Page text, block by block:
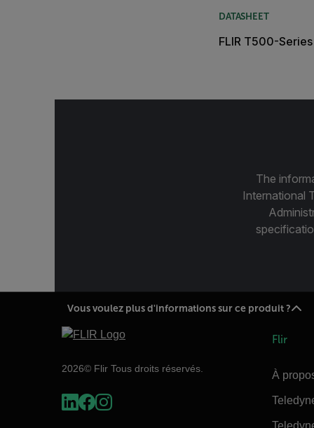
DATASHEET
FLIR T500-
The
International
Vous voulez plus d'informations sur ce produit ?
2026© Flir Tous droits réservés.
Flir
À